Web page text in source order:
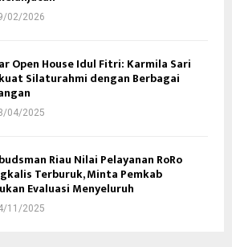
02/2026
Open House Idul Fitri: Karmila Sari
Silaturahmi dengan Berbagai
04/2025
Riau Nilai Pelayanan RoRo
Terburuk, Minta Pemkab
Evaluasi Menyeluruh
11/2025